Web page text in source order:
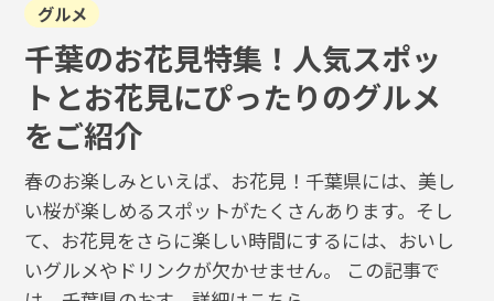
グルメ
千葉のお花見特集！人気スポッ
トとお花見にぴったりのグルメ
をご紹介
春のお楽しみといえば、お花見！千葉県には、美し
い桜が楽しめるスポットがたくさんあります。そし
て、お花見をさらに楽しい時間にするには、おいし
いグルメやドリンクが欠かせません。 この記事で